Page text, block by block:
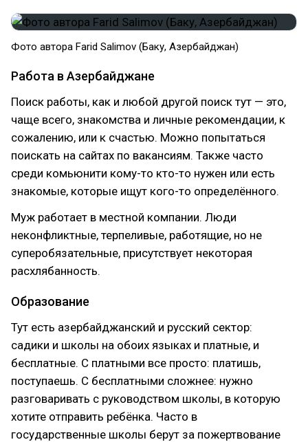
Фото автора Farid Salimov (Баку, Азербайджан)
Работа в Азербайджане
Поиск работы, как и любой другой поиск тут — это,
чаще всего, знакомства и личные рекомендации, к
сожалению, или к счастью. Можно попытаться
поискать на сайтах по вакансиям. Также часто
среди комьюнити кому-то кто-то нужен или есть
знакомые, которые ищут кого-то определённого.
Муж работает в местной компании. Люди
неконфликтные, терпеливые, работящие, но не
суперобязательные, присутствует некоторая
расхлябанность.
Образование
Тут есть азербайджанский и русский сектор:
садики и школы на обоих языках и платные, и
бесплатные. С платными все просто: платишь,
поступаешь. С бесплатными сложнее: нужно
разговаривать с руководством школы, в которую
хотите отправить ребёнка. Часто в
государственные школы берут за пожертвование